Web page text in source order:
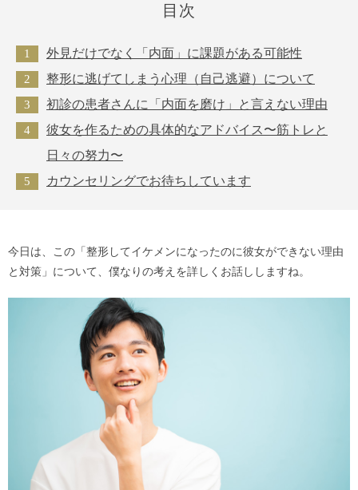
目次
外見だけでなく「内面」に課題がある可能性
整形に逃げてしまう心理（自己逃避）について
初診の患者さんに「内面を磨け」と言えない理由
彼女を作るための具体的なアドバイス〜筋トレと
日々の努力〜
カウンセリングでお待ちしています
今日は、この「整形してイケメンになったのに彼女ができない理由
と対策」について、僕なりの考えを詳しくお話ししますね。